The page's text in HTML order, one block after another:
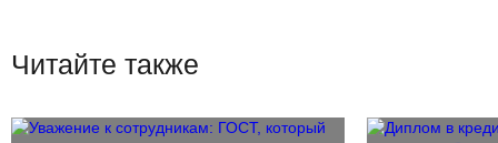
Читайте также